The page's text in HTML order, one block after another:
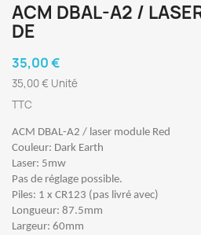
ACM DBAL-A2 /
DE
35,00 €
35,00 € Unité
TTC
ACM DBAL-A2 / laser module Red
Couleur: Dark Earth
Laser: 5mw
Pas de réglage possible.
Piles: 1 x CR123 (pas livré avec)
Longueur: 87.5mm
Largeur: 60mm